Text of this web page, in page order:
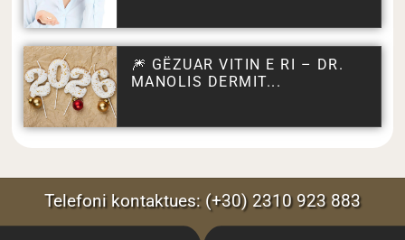
🎆 GËZUAR VITIN E RI – DR.
MANOLIS DERMIT...
Telefoni kontaktues: (+30) 2310 923 883